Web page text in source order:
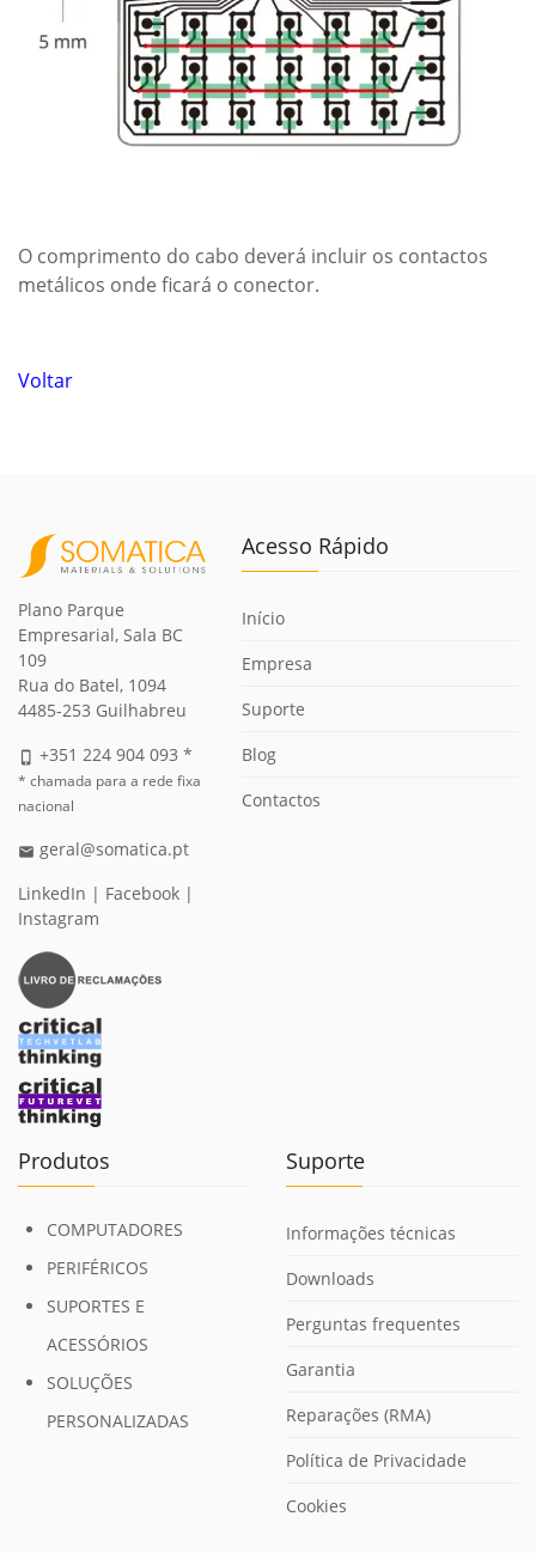
O comprimento do cabo deverá incluir os contactos
metálicos onde ficará o conector.
Voltar
Plano Parque
Empresarial, Sala BC
109
Rua do Batel, 1094
4485-253 Guilhabreu
phone_iphone +351 224 904 093 *
* chamada para a rede fixa
nacional
email geral@somatica.pt
LinkedIn | Facebook |
Instagram
Acesso Rápido
Início
Empresa
Suporte
Blog
Contactos
Produtos
COMPUTADORES
PERIFÉRICOS
SUPORTES E
ACESSÓRIOS
SOLUÇÕES
PERSONALIZADAS
Suporte
Informações técnicas
Downloads
Perguntas frequentes
Garantia
Reparações (RMA)
Política de Privacidade
Cookies